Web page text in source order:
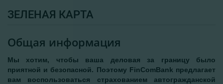
ЗЕЛЕНАЯ КАРТА
Общая информация
Мы хотим, чтобы ваша деловая за границу было
приятной и безопасной. Поэтому FinComBank предлагает
вам воспользоваться страхованием автогражданской